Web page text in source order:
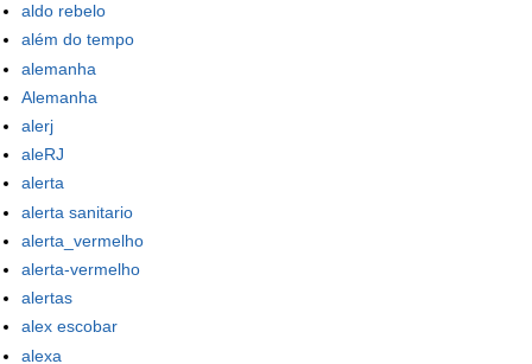
aldo rebelo
além do tempo
alemanha
Alemanha
alerj
aleRJ
alerta
alerta sanitario
alerta_vermelho
alerta-vermelho
alertas
alex escobar
alexa